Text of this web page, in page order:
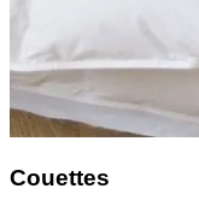
Couettes